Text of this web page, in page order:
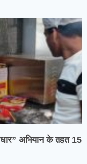
अभियान के तहत 15